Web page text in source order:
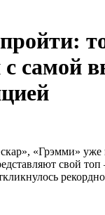
с самой
«Грэмми» уже
свой